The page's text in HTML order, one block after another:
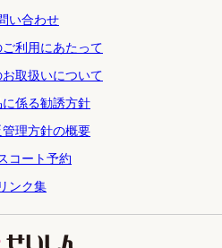
い合わせ
利用にあたって
取扱いについて
係る勧誘方針
理方針の概要
コート予約
リンク集